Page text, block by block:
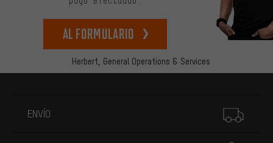
Herbert, General Operations & Services
Al formulario
ENVÍO